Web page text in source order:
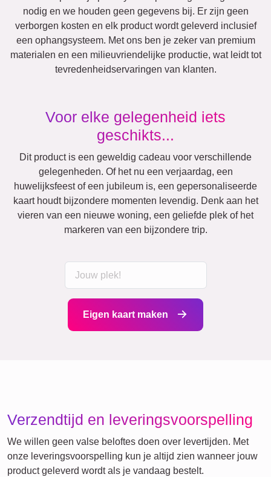
nodig en we houden geen gegevens bij. Er zijn geen
verborgen kosten en elk product wordt geleverd inclusief
een ophangsysteem. Met ons ben je zeker van premium
materialen en een milieuvriendelijke productie, wat leidt tot
tevredenheidservaringen van klanten.
Voor elke gelegenheid iets
geschikts...
Dit product is een geweldig cadeau voor verschillende
gelegenheden. Of het nu een verjaardag, een
huwelijksfeest of een jubileum is, een gepersonaliseerde
kaart houdt bijzondere momenten levendig. Denk aan het
vieren van een nieuwe woning, een geliefde plek of het
markeren van een bijzondere trip.
Eigen kaart maken
Verzendtijd en leveringsvoorspelling
We willen geen valse beloftes doen over levertijden. Met
onze leveringsvoorspelling kun je altijd zien wanneer jouw
product geleverd wordt als je vandaag bestelt.